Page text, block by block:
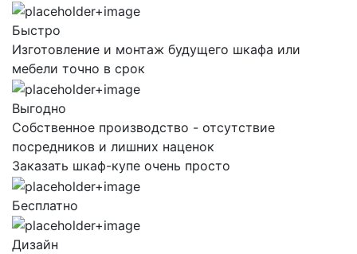
Быстро
Изготовление и монтаж будущего шкафа или
мебели точно в срок
Выгодно
Собственное производство - отсутствие
посредников и лишних наценок
Заказать шкаф-купе очень просто
Бесплатно
Дизайн